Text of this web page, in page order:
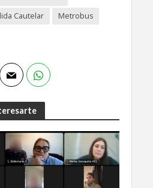
Cautelar
Metrobus